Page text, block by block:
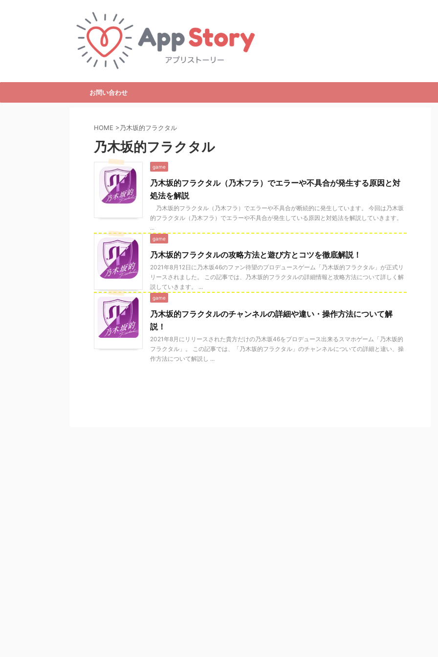
お問い合わせ
HOME >乃木坂的フラクタル
乃木坂的フラクタル
game
乃木坂的フラクタル（乃木フラ）でエラーや不具合が発生する原因と対
処法を解説
乃木坂的フラクタル（乃木フラ）でエラーや不具合が断続的に発生しています。 今回は乃木坂
的フラクタル（乃木フラ）でエラーや不具合が発生している原因と対処法を解説していきます。
...
game
乃木坂的フラクタルの攻略方法と遊び方とコツを徹底解説！
2021年8月12日に乃木坂46のファン待望のプロデュースゲーム「乃木坂的フラクタル」が正式リ
リースされました。 この記事では、乃木坂的フラクタルの詳細情報と攻略方法について詳しく解
説していきます。 ...
game
乃木坂的フラクタルのチャンネルの詳細や違い・操作方法について解
説！
2021年8月にリリースされた貴方だけの乃木坂46をプロデュース出来るスマホゲーム「乃木坂的
フラクタル」。 この記事では、「乃木坂的フラクタル」のチャンネルについての詳細と違い、操
作方法について解説し ...